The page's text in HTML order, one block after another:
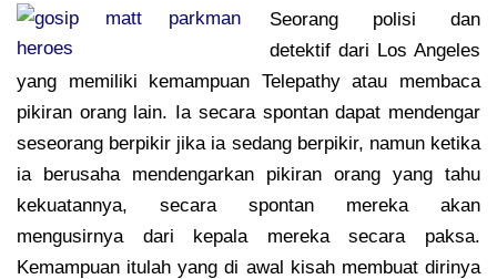
Seorang polisi dan
detektif dari Los Angeles
yang memiliki kemampuan Telepathy atau membaca
pikiran orang lain. Ia secara spontan dapat mendengar
seseorang berpikir jika ia sedang berpikir, namun ketika
ia berusaha mendengarkan pikiran orang yang tahu
kekuatannya, secara spontan mereka akan
mengusirnya dari kepala mereka secara paksa.
Kemampuan itulah yang di awal kisah membuat dirinya